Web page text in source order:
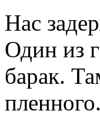
Нас
Один из
барак.
пленного.